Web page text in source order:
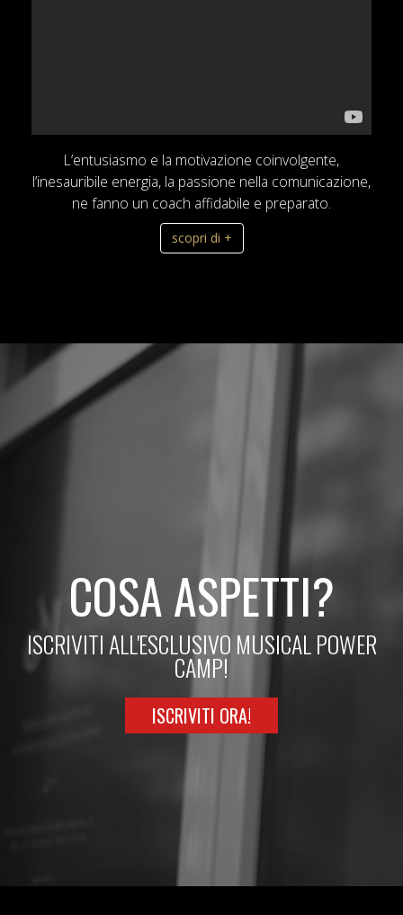
L’entusiasmo e la motivazione coinvolgente,
l’inesauribile energia, la passione nella comunicazione,
ne fanno un coach affidabile e preparato.
scopri di +
COSA ASPETTI?
ISCRIVITI ALL'ESCLUSIVO MUSICAL POWER
CAMP!
ISCRIVITI ORA!